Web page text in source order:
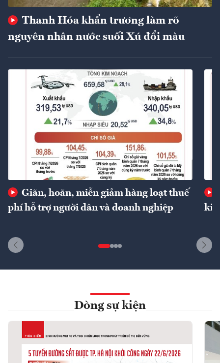
Thanh Hóa khẩn trương làm rõ
nguyên nhân nước suối Xú đổi màu
Giãn, hoãn, miễn giảm hàng loạt thuế
phí hỗ trợ người dân và doanh nghiệp
Dòng sự kiện